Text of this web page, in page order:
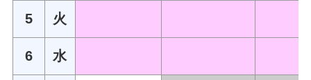
5 火
6 水